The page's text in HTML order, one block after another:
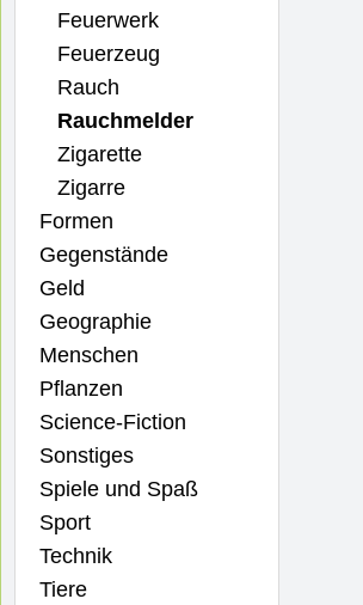
Feuerwerk
Feuerzeug
Rauch
Rauchmelder
Zigarette
Zigarre
Formen
Gegenstände
Geld
Geographie
Menschen
Pflanzen
Science-Fiction
Sonstiges
Spiele und Spaß
Sport
Technik
Tiere